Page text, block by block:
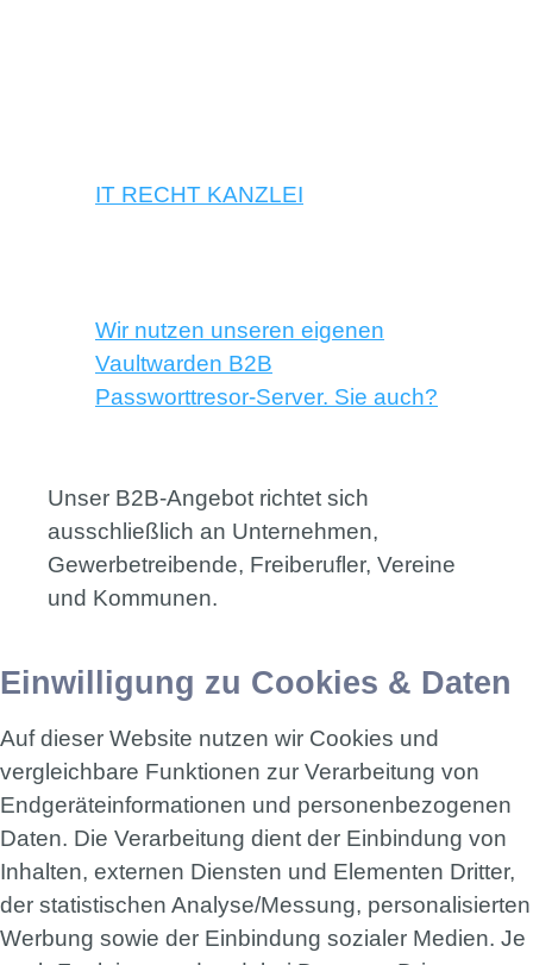
IT RECHT KANZLEI
Wir nutzen unseren eigenen
Vaultwarden B2B
Passworttresor-Server. Sie auch?
Unser B2B-Angebot richtet sich
ausschließlich an Unternehmen,
Gewerbetreibende, Freiberufler, Vereine
und Kommunen.
Einwilligung zu Cookies & Daten
Auf dieser Website nutzen wir Cookies und
vergleichbare Funktionen zur Verarbeitung von
Endgeräteinformationen und personenbezogenen
Daten. Die Verarbeitung dient der Einbindung von
Inhalten, externen Diensten und Elementen Dritter,
der statistischen Analyse/Messung, personalisierten
Werbung sowie der Einbindung sozialer Medien. Je